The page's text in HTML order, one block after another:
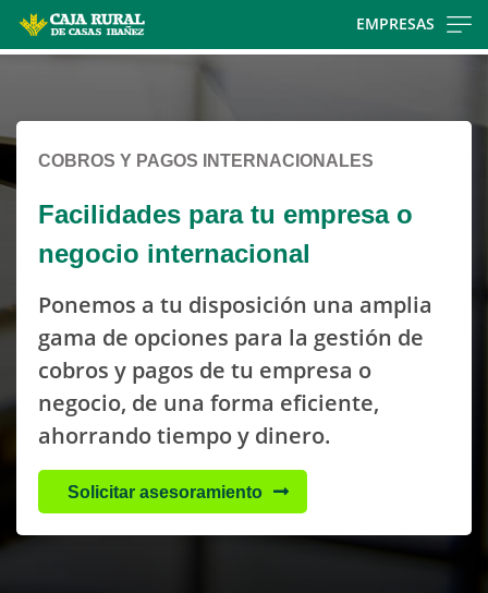
EMPRESAS
por
espere...
COBROS Y PAGOS INTERNACIONALES
Facilidades para tu empresa o
negocio internacional
Ponemos a tu disposición una amplia
gama de opciones para la gestión de
cobros y pagos de tu empresa o
negocio, de una forma eficiente,
ahorrando tiempo y dinero.
Solicitar asesoramiento